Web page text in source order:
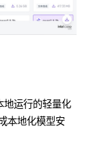
地运行的轻量化
本地化模型安